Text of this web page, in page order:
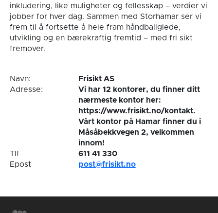
inkludering, like muligheter og fellesskap – verdier vi
jobber for hver dag. Sammen med Storhamar ser vi
frem til å fortsette å heie fram håndballglede,
utvikling og en bærekraftig fremtid – med fri sikt
fremover.
Navn:
Frisikt AS
Adresse:
Vi har 12 kontorer, du finner ditt
nærmeste kontor her:
https://www.frisikt.no/kontakt.
Vårt kontor på Hamar finner du i
Måsåbekkvegen 2, velkommen
innom!
Tlf
611 41 330
Epost
post@frisikt.no